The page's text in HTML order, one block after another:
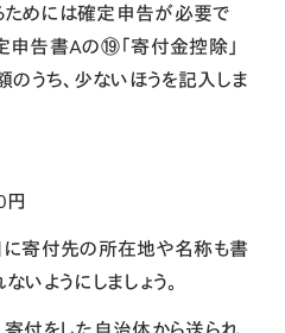
めには確定申告が必要で
申告書Aの⑲「寄付金控除」
うち、少ないほうを記入しま
寄付先の所在地や名称も書
いようにしましょう。